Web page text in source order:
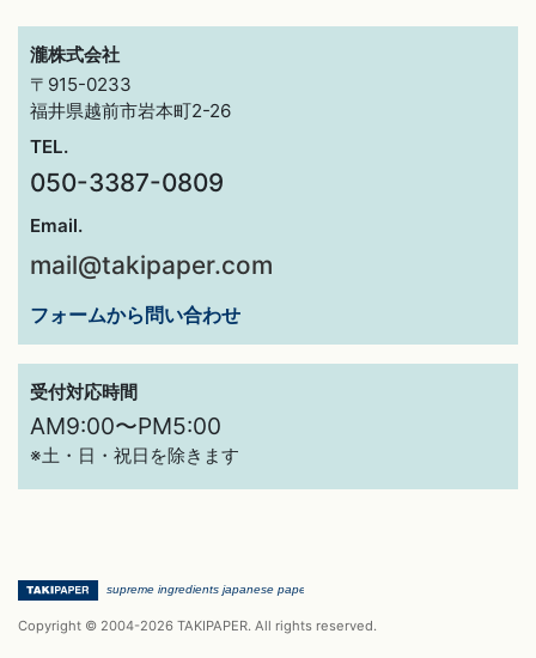
瀧株式会社
〒915-0233
福井県越前市岩本町2-26
TEL.
050-3387-0809
Email.
mail@takipaper.com
フォームから問い合わせ
受付対応時間
AM9:00〜PM5:00
※土・日・祝日を除きます
Copyright © 2004-2026 TAKIPAPER. All rights reserved.